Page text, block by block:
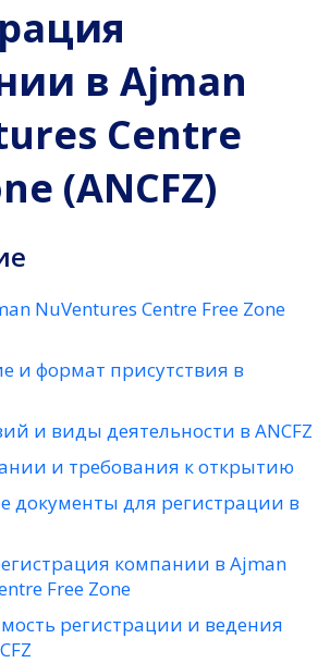
в Ajman
Centre
(ANCFZ)
NuVentures Centre Free Zone
и формат присутствия в
и виды деятельности в ANCFZ
и требования к открытию
документы для регистрации в
компании в Ajman
Free Zone
регистрации и ведения